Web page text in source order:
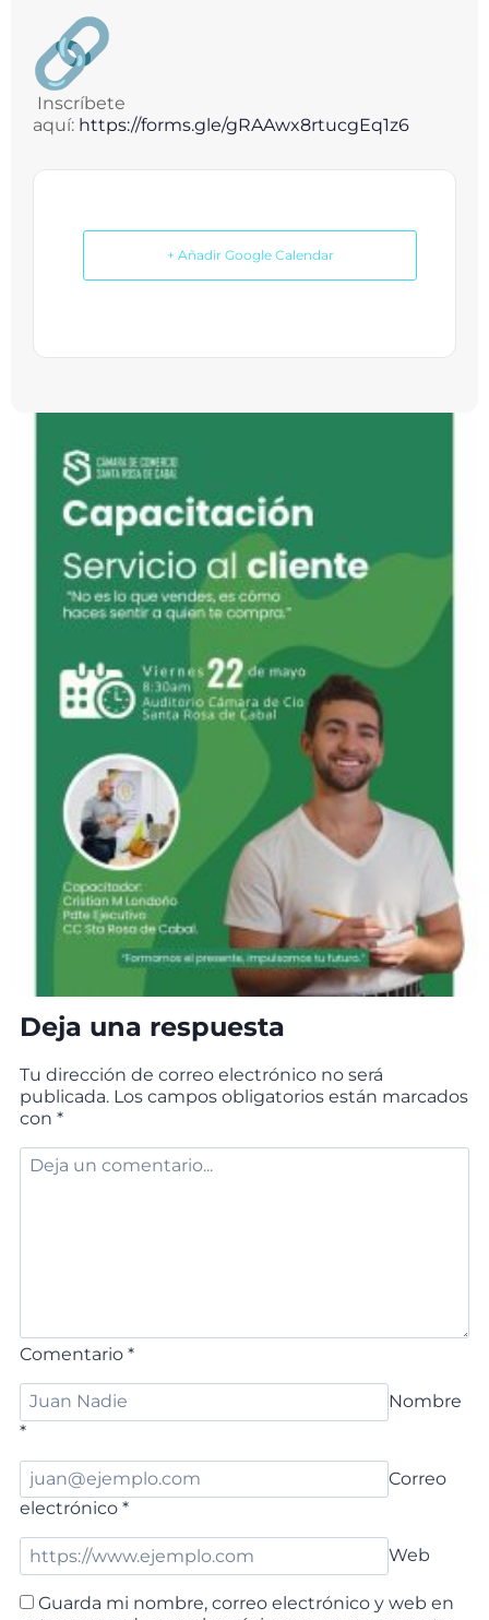
Inscríbete
aquí: https://forms.gle/gRAAwx8rtucgEq1z6
+ Añadir Google Calendar
Deja una respuesta
Tu dirección de correo electrónico no será
publicada. Los campos obligatorios están marcados
con *
Comentario *
Nombre
*
Correo
electrónico *
Web
Guarda mi nombre, correo electrónico y web en